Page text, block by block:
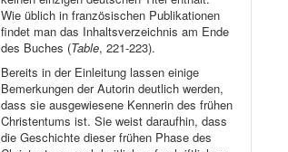
Wie üblich in französischen Publikationen
findet man das Inhaltsverzeichnis am Ende
des Buches (Table, 221-223).
Bereits in der Einleitung lassen einige
Bemerkungen der Autorin deutlich werden,
dass sie ausgewiesene Kennerin des frühen
Christentums ist. Sie weist daraufhin, dass
die Geschichte dieser frühen Phase des